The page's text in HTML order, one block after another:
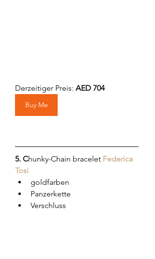
Derzeitiger Preis: AED 704
Buy Me
5. Chunky-Chain bracelet Federica
Tosi
goldfarben
Panzerkette
Verschluss